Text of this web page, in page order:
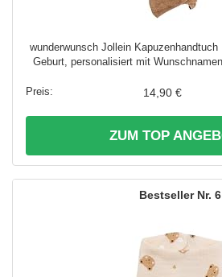
wunderwunsch Jollein
Geburt, personalisiert mit
14,90 €
ZUM TOP
6